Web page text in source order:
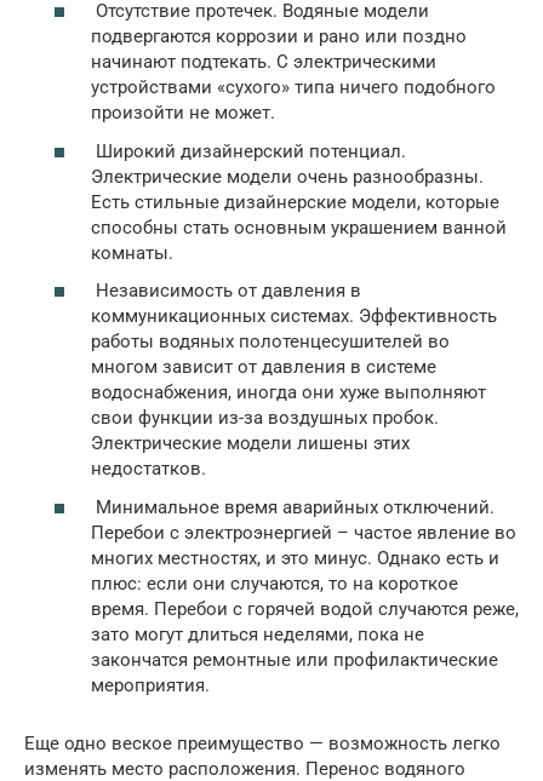
Отсутствие протечек. Водяные модели
подвергаются коррозии и рано или поздно
начинают подтекать. С электрическими
устройствами «сухого» типа ничего подобного
произойти не может.
Широкий дизайнерский потенциал.
Электрические модели очень разнообразны.
Есть стильные дизайнерские модели, которые
способны стать основным украшением ванной
комнаты.
Независимость от давления в
коммуникационных системах. Эффективность
работы водяных полотенцесушителей во
многом зависит от давления в системе
водоснабжения, иногда они хуже выполняют
свои функции из-за воздушных пробок.
Электрические модели лишены этих
недостатков.
Минимальное время аварийных отключений.
Перебои с электроэнергией – частое явление во
многих местностях, и это минус. Однако есть и
плюс: если они случаются, то на короткое
время. Перебои с горячей водой случаются реже,
зато могут длиться неделями, пока не
закончатся ремонтные или профилактические
мероприятия.
Еще одно веское преимущество — возможность легко
изменять место расположения. Перенос водяного